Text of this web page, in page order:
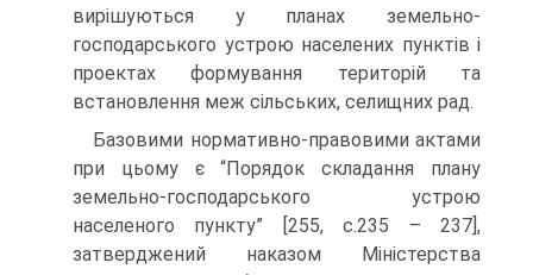
вирішуються у планах земельно-
господарського устрою населених пунктів і
проектах формування територій та
встановлення меж сільських, селищних рад.
Базовими нормативно-правовими актами
при цьому є “Порядок складання плану
земельно-господарського устрою
населеного пункту” [255, с.235 – 237],
затверджений наказом Міністерства